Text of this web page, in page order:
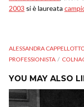
2003 si è laureata
ALESSANDRA
PROFESSIONISTA
YOU MAY ALSO